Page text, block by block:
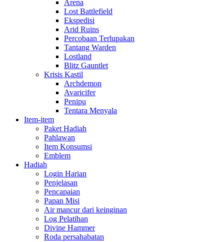
Arena
Lost Battlefield
Ekspedisi
Arid Ruins
Percobaan Terlupakan
Tantang Warden
Lostland
Blitz Gauntlet
Krisis Kastil
Archdemon
Avaricifer
Penipu
Tentara Menyala
Item-item
Paket Hadiah
Pahlawan
Item Konsumsi
Emblem
Hadiah
Login Harian
Penjelasan
Pencapaian
Papan Misi
Air mancur dari keinginan
Log Pelatihan
Divine Hammer
Roda persahabatan